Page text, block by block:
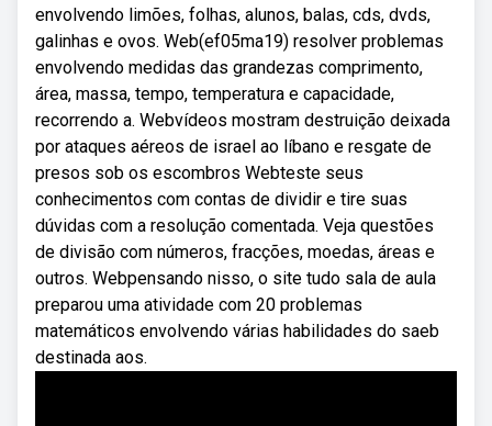
envolvendo limões, folhas, alunos, balas, cds, dvds,
galinhas e ovos. Web(ef05ma19) resolver problemas
envolvendo medidas das grandezas comprimento,
área, massa, tempo, temperatura e capacidade,
recorrendo a. Webvídeos mostram destruição deixada
por ataques aéreos de israel ao líbano e resgate de
presos sob os escombros Webteste seus
conhecimentos com contas de dividir e tire suas
dúvidas com a resolução comentada. Veja questões
de divisão com números, fracções, moedas, áreas e
outros. Webpensando nisso, o site tudo sala de aula
preparou uma atividade com 20 problemas
matemáticos envolvendo várias habilidades do saeb
destinada aos.